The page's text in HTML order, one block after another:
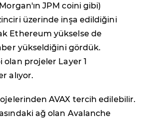
JPM coini gibi)
üzerinde inşa edildiğini
Ethereum yükselse de
yükseldiğini gördük.
projeler Layer 1
alıyor.
AVAX tercih edilebilir.
ağ olan Avalanche